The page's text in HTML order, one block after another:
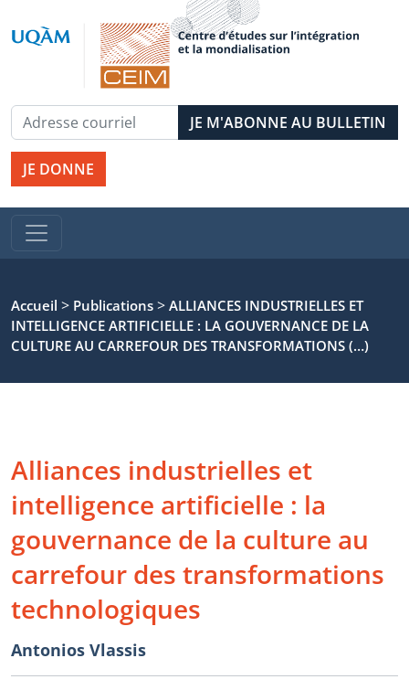
JE DONNE
Accueil > Publications > ALLIANCES INDUSTRIELLES ET
INTELLIGENCE ARTIFICIELLE : LA GOUVERNANCE DE LA
CULTURE AU CARREFOUR DES TRANSFORMATIONS (…)
Alliances industrielles et
intelligence artificielle : la
gouvernance de la culture au
carrefour des transformations
technologiques
Antonios Vlassis